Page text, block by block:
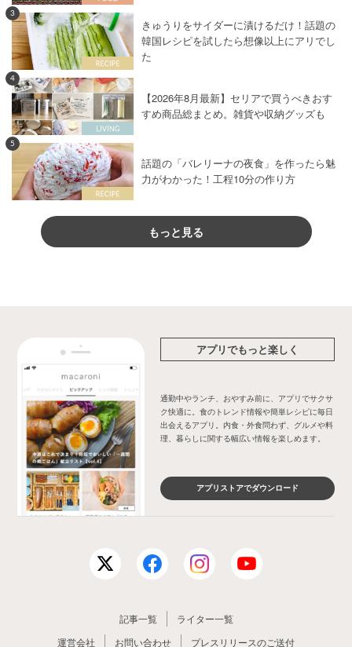
3
きゅうりをサイダーに漬けるだけ！話題の
韓国レシピを試したら想像以上にアリでし
た
4
【2026年8月最新】セリアで買うべきおす
すめ商品総まとめ。雑貨や収納グッズも
5
話題の「バレリーナの夜食」を作ったら魅
力がわかった！工程10分の作り方
もっと見る
アプリでもっと楽しく
通勤中やランチ、おやすみ前に、アプリでサクサ
ク快適に。食のトレンド情報や簡単レシピに毎日
出会えるアプリ。内食・外食問わず、グルメや料
理、暮らしに関する幅広い情報を楽しめます。
アプリストアでダウンロード
記事一覧
ライター一覧
運営会社
お問い合わせ プレスリリースのご送付